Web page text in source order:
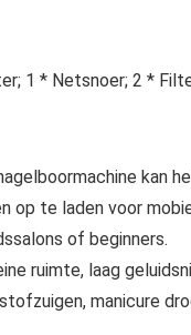
1 * Netsnoer; 2 *
kan
op te laden voor
of beginners.
ruimte, laag
manicure